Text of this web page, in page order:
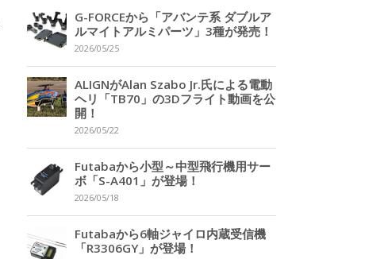
G-FORCEから「アバンテ系 ダブルア
ルマイトアルミパーツ」3種が発売！
2026/05/25
ALIGNがAlan Szabo Jr.氏による電動
ヘリ「TB70」の3Dフライト動画を公
開！
2026/05/22
Futabaから小型～中型飛行機用サー
ボ「S-A401」が登場！
2026/05/18
Futabaから6軸ジャイロ内蔵受信機
「R3306GY」が登場！